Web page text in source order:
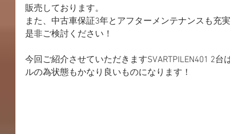
販売しております。
また、中古車保証3年とアフターメンテナンスも充
是非ご検討ください！
今回ご紹介させていただきますSVARTPILEN401 2
ルの為状態もかなり良いものになります！